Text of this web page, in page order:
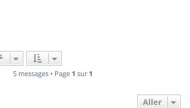
5 messages • Page 1 sur 1
Aller